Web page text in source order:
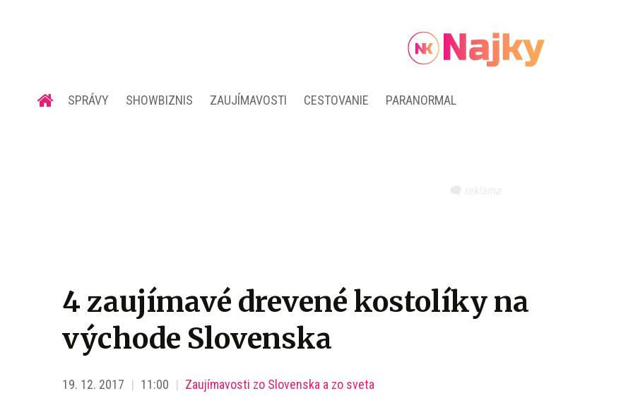
SPRÁVY SHOWBIZNIS ZAUJÍMAVOSTI CESTOVANIE PARANORMAL
4 zaujímavé drevené kostolíky na
východe Slovenska
19. 12. 2017 11:00 Zaujímavosti zo Slovenska a zo sveta